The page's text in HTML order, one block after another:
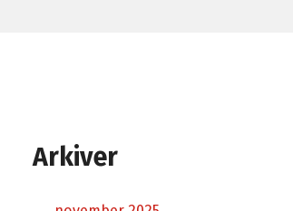
Arkiver